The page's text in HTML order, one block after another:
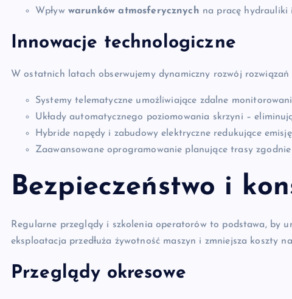
Wpływ warunków atmosferycznych na pracę hydrauliki
Innowacje technologiczne
W ostatnich latach obserwujemy dynamiczny rozwój
Systemy telematyczne umożliwiające zdalne
Układy automatycznego poziomowania skrzyni –
Hybride napędy i zabudowy elektryczne redukujące
Zaawansowane oprogramowanie planujące trasy
Bezpieczeństwo i
Regularne przeglądy i szkolenia operatorów to podstawa, by
eksploatacja przedłuża żywotność maszyn i zmniejsza koszty
Przeglądy okresowe